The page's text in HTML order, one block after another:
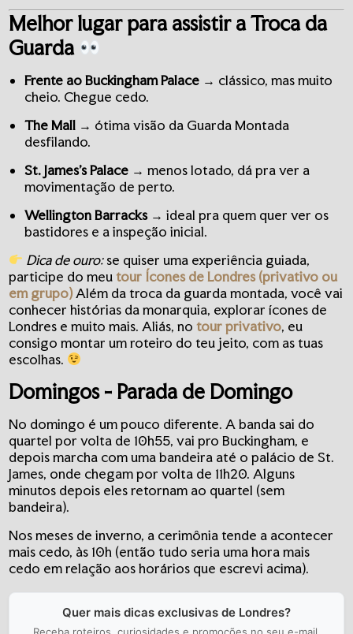
Melhor lugar para assistir a Troca da
Guarda
Frente ao Buckingham Palace → clássico, mas muito
cheio. Chegue cedo.
The Mall → ótima visão da Guarda Montada
desfilando.
St. James’s Palace → menos lotado, dá pra ver a
movimentação de perto.
Wellington Barracks→ ideal pra quem quer ver os
bastidores e a inspeção inicial.
Dica de ouro:se quiser uma experiência guiada,
participe do meutour Ícones de Londres (privativo ou
em grupo)Além da troca da guarda montada, você vai
conhecer histórias da monarquia, explorar ícones de
Londres e muito mais. Aliás, notour privativo, eu
consigo montar um roteiro do teu jeito, com as tuas
escolhas.
Domingos - Parada de Domingo
No domingo é um pouco diferente. A banda sai do
quartel por volta de 10h55, vai pro Buckingham, e
depois marcha com uma bandeira até o palácio de St.
James, onde chegam por volta de 11h20. Alguns
minutos depois eles retornam ao quartel (sem
bandeira).
Nos meses de inverno, a cerimônia tende a acontecer
mais cedo, às 10h (então tudo seria uma hora mais
cedo em relação aos horários que escrevi acima).
Quer mais dicas exclusivas de Londres?
Receba roteiros, curiosidades e promoções no seu e-mail.